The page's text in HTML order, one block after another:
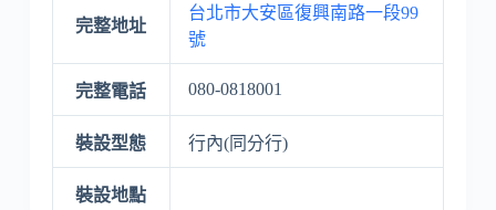
完整地址
台北市大安區復興南路一段99
號
完整電話 080-0818001
裝設型態 行內(同分行)
裝設地點